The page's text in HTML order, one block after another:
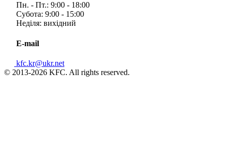
Пн. - Пт.: 9:00 - 18:00
Субота: 9:00 - 15:00
Неділя: вихідний
E-mail
kfc.kr@ukr.net
© 2013-2026 KFC. All rights reserved.